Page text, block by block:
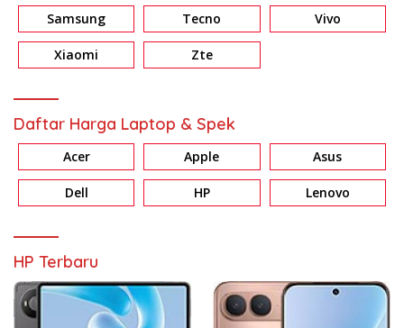
Samsung Tecno Vivo
Xiaomi Zte
Daftar Harga Laptop & Spek
Acer Apple Asus
Dell HP Lenovo
HP Terbaru